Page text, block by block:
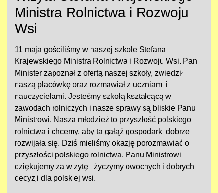
Ministra Rolnictwa i Rozwoju
Wsi
11 maja gościliśmy w naszej szkole Stefana
Krajewskiego Ministra Rolnictwa i Rozwoju Wsi. Pan
Minister zapoznał z ofertą naszej szkoły, zwiedził
naszą placówkę oraz rozmawiał z uczniami i
nauczycielami. Jesteśmy szkołą kształcącą w
zawodach rolniczych i nasze sprawy są bliskie Panu
Ministrowi. Nasza młodzież to przyszłość polskiego
rolnictwa i chcemy, aby ta gałąź gospodarki dobrze
rozwijała się. Dziś mieliśmy okazję porozmawiać o
przyszłości polskiego rolnictwa. Panu Ministrowi
dziękujemy za wizytę i życzymy owocnych i dobrych
decyzji dla polskiej wsi.